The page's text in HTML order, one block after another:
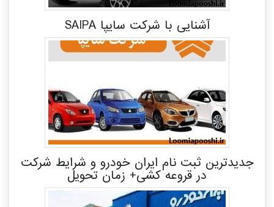
آشنایی با شرکت سایپا SAIPA
جدیدترین ثبت نام ایران خودرو و شرایط شرکت
در قروعه کشی+ زمان تحویل